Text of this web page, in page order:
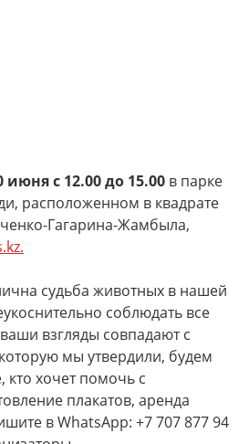
с 12.00 до 15.00 в парке
расположенном в квадрате
Гагарина-Жамбыла,
судьба животных в нашей
соблюдать все
взгляды совпадают с
мы утвердили, будем
кто хочет помочь с
плакатов, аренда
в WhatsApp: +7 707 877 94